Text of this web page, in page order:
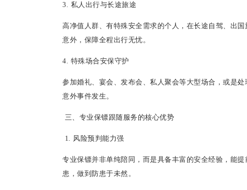
3. 私人出行与长途旅途
高净值人群、有特殊安全需求的个人，在长途自驾、出
意外，保障全程出行无忧。
4. 特殊场合安保守护
参加婚礼、宴会、发布会、私人聚会等大型场合，或是
意外事件发生。
三、专业保镖跟随服务的核心优势
1. 风险预判能力强
专业保镖并非单纯陪同，而是具备丰富的安全经验，能
患，做到防患于未然。